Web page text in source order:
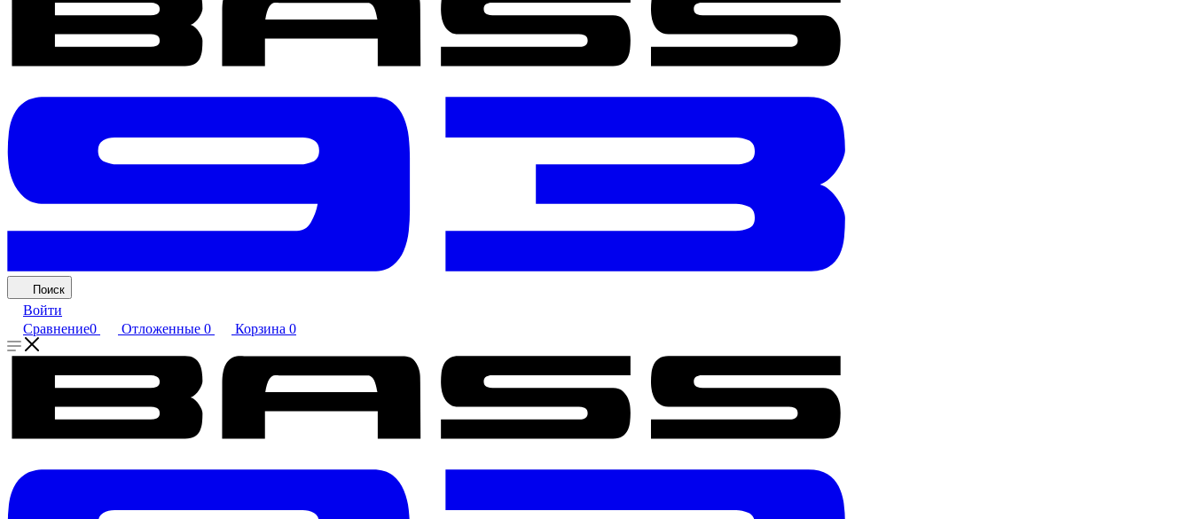
Поиск
Войти
Сравнение0 Отложенные 0 Корзина 0